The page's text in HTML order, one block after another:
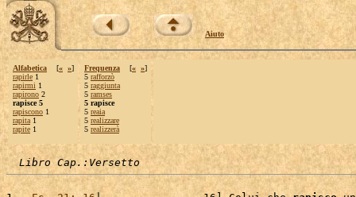
Aiuto
Alfabetica [« »]
rapirle 1
rapirmi 1
rapirono 2
rapisce 5
rapiscono 1
rapita 1
rapite 1
Frequenza [« »]
5 rafforzò
5 raggiunta
5 ramses
5 rapisce
5 reaia
5 realizzare
5 realizzerà
Libro Cap.:Versetto